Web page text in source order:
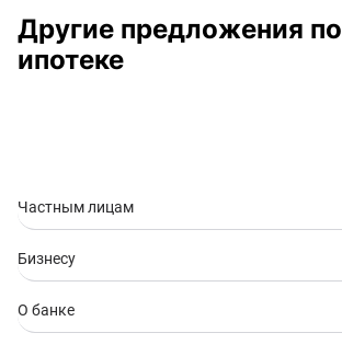
Другие предложения по
ипотеке
Ипотека в Ростове-на-
Ипотека в Ставрополе
Частным лицам
Бизнесу
О банке